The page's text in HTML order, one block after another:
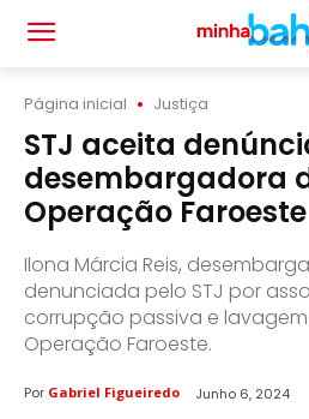
Página inicial Justiça
STJ aceita
desembargadora
Operação Faroeste
Ilona Márcia Reis,
denunciada pelo STJ por
corrupção passiva e
Operação Faroeste.
Por Gabriel Figueiredo Junho 6, 2024